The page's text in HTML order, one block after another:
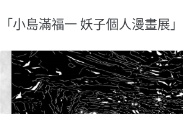
​「小島滿福一 妖子個人漫畫展」